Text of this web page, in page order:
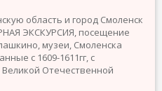
область и город Смоленск
ЭКСКУРСИЯ, посещение
музеи, Смоленска
с 1609-1611гг, с
Отечественной